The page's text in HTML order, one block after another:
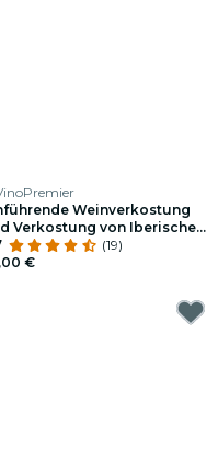
Weinverkostung
Verkostung von Iberischem
Bei VinoPremier
(19)
€